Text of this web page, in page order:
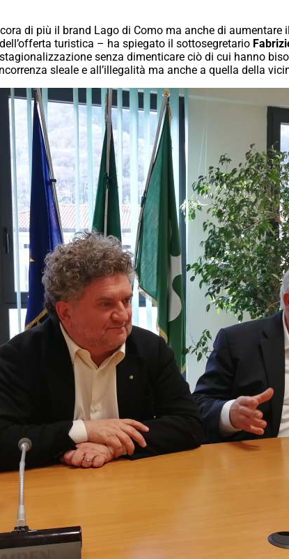
di più il brand Lago di Como ma anche di
turistica – ha spiegato il sottosegretario
senza dimenticare ciò di cui hanno
sleale e all’illegalità ma anche a quella della